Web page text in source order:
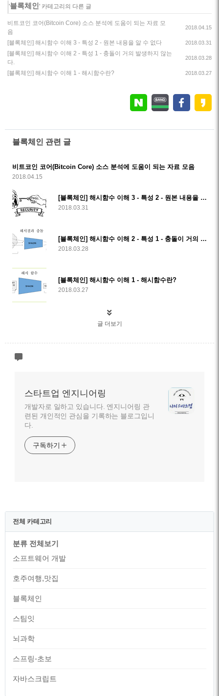
'블록체인 ' 카테고리의 다른 글
비트코인 코어(Bitcoin Core) 소스 분석에 도움이 되는 자료 모
음
2018.04.15
[블록체인] 해시함수 이해 3 - 특성 2 - 원본 내용을 알 수 없다 2018.03.31
[블록체인] 해시함수 이해 2 - 특성 1 - 충돌이 거의 발생하지 않는
다.
2018.03.28
[블록체인] 해시함수 이해 1 - 해시함수란? 2018.03.27
블록체인 관련 글
비트코인 코어(Bitcoin Core) 소스 분석에 도움이 되는 자료 모음
2018.04.15
[블록체인] 해시함수 이해 3 - 특성 2 - 원본 내용을 알 수 없다
2018.03.31
[블록체인] 해시함수 이해 2 - 특성 1 - 충돌이 거의 발생하지 않는다.
2018.03.28
[블록체인] 해시함수 이해 1 - 해시함수란?
2018.03.27
글 더보기
스타트업 엔지니어링
개발자로 일하고 있습니다. 엔지니어링 관
련된 개인적인 관심을 기록하는 블로그입니
다.
구독하기
전체 카테고리
분류 전체보기
소프트웨어 개발
호주여행,맛집
블록체인
스팀잇
뇌과학
스프링-초보
자바스크립트